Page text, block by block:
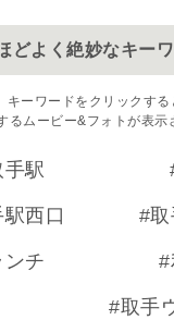
どよく絶妙なキー
キーワードをクリックする
るムービー&フォトが表示
手駅
西口 取
ンチ
取手